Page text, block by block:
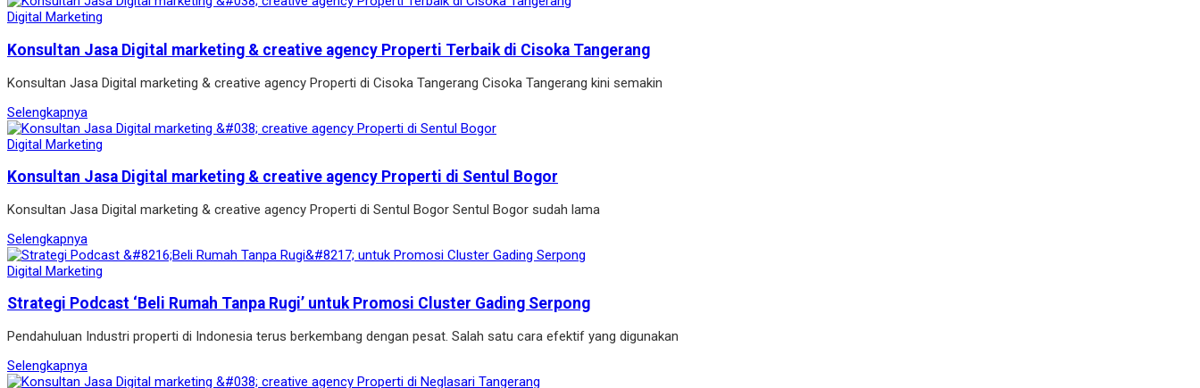
Digital Marketing
Konsultan Jasa Digital marketing & creative agency Properti Terbaik di Cisoka Tangerang
Konsultan Jasa Digital marketing & creative agency Properti di Cisoka Tangerang Cisoka Tangerang kini semakin
Selengkapnya
Digital Marketing
Konsultan Jasa Digital marketing & creative agency Properti di Sentul Bogor
Konsultan Jasa Digital marketing & creative agency Properti di Sentul Bogor Sentul Bogor sudah lama
Selengkapnya
Digital Marketing
Strategi Podcast ‘Beli Rumah Tanpa Rugi’ untuk Promosi Cluster Gading Serpong
Pendahuluan Industri properti di Indonesia terus berkembang dengan pesat. Salah satu cara efektif yang digunakan
Selengkapnya